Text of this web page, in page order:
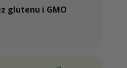
glutenu i GMO